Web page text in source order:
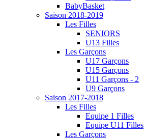
BabyBasket
Saison 2018-2019
Les Filles
SENIORS
U13 Filles
Les Garçons
U17 Garçons
U15 Garçons
U11 Garçons - 2
U9 Garçons
Saison 2017-2018
Les Filles
Equipe 1 Filles
Equipe U11 Filles
Les Garçons